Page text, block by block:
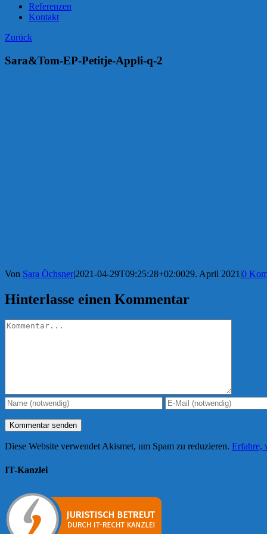
Referenzen
Kontakt
Zurück
Sara&Tom-EP-Petitje-Appli-q-2
Von Sara Öchsner|2021-04-29T09:25:28+02:0029. April 2021|0
Hinterlasse einen Kommentar
Kommentar
Diese Website verwendet Akismet, um Spam zu reduzieren. Erfahre,
IT-Kanzlei